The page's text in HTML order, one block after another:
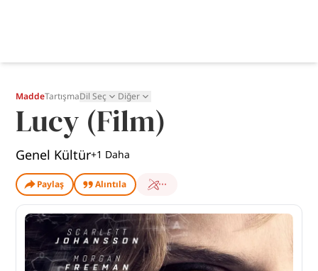
MaddeTartışmaDil Seç Diğer
Lucy (Film)
Genel Kültür+1 Daha
Paylaş Alıntıla